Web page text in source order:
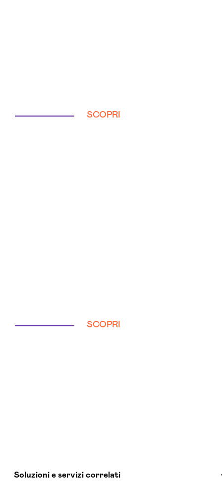
SCOPRI
SCOPRI
Soluzioni e servizi correlati